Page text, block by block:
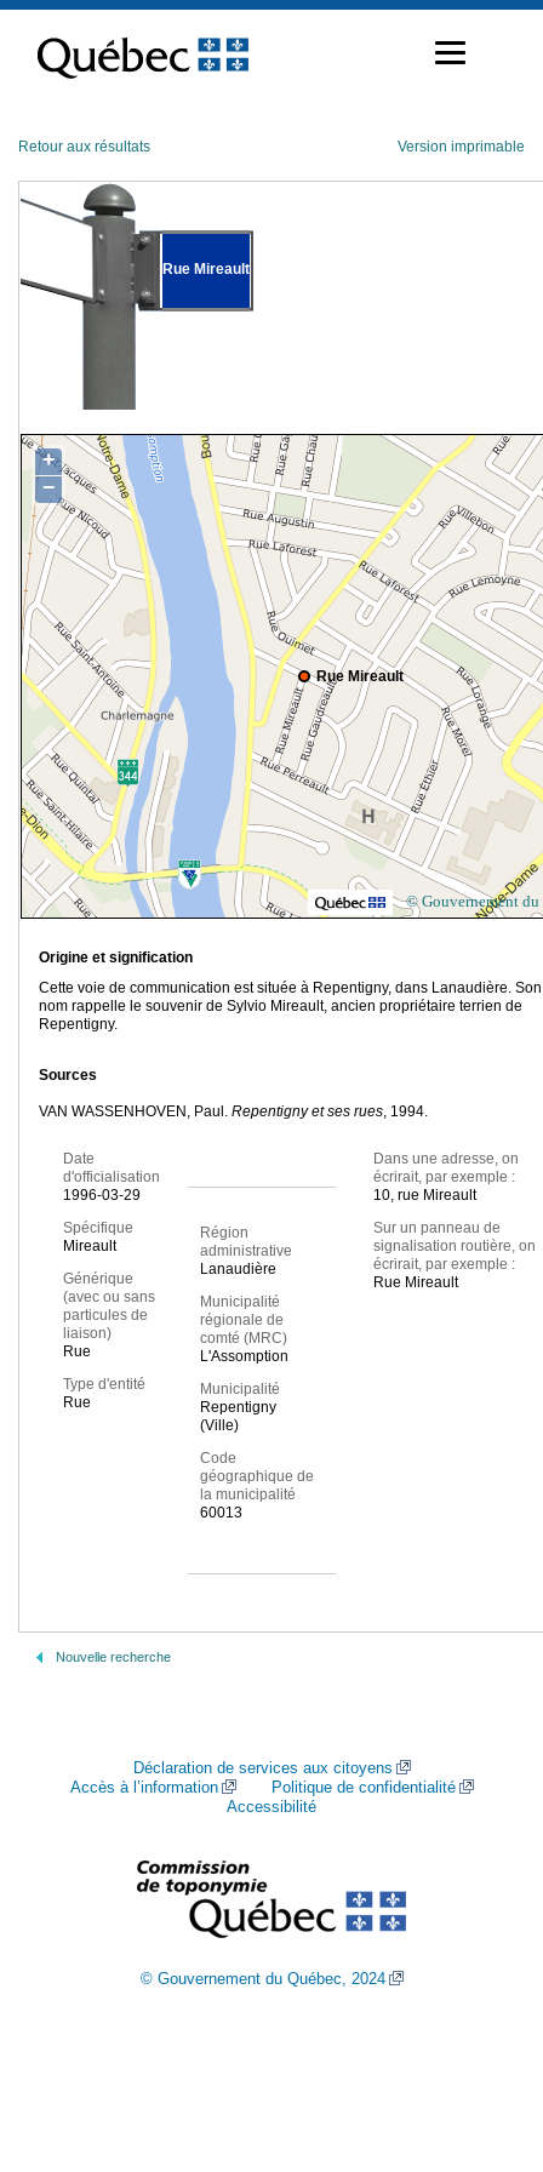
contenu
Retour aux résultats Version imprimable
Rue Mireault
Rue Mireault
+
−
© Gouvernement du
Origine et signification
Cette voie de communication est située à Repentigny, dans Lanaudière. Son
nom rappelle le souvenir de Sylvio Mireault, ancien propriétaire terrien de
Repentigny.
Sources
VAN WASSENHOVEN, Paul. Repentigny et ses rues, 1994.
Date
d'officialisation
1996-03-29
Spécifique
Mireault
Générique
(avec ou sans
particules de
liaison)
Rue
Type d'entité
Rue
Région
administrative
Lanaudière
Municipalité
régionale de
comté (MRC)
L'Assomption
Municipalité
Repentigny
(Ville)
Code
géographique de
la municipalité
60013
Dans une adresse, on
écrirait, par exemple :
10, rue Mireault
Sur un panneau de
signalisation routière, on
écrirait, par exemple :
Rue Mireault
Nouvelle recherche
Déclaration de services aux citoyens
Accès à l’information
Politique de confidentialité
Accessibilité
© Gouvernement du Québec, 2024